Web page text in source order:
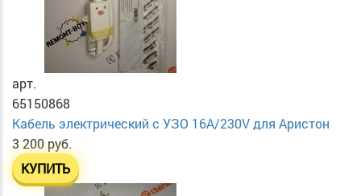
арт.
65150868
Кабель электрический с УЗО 16А/230V для Аристон
3 200 руб.
КУПИТЬ